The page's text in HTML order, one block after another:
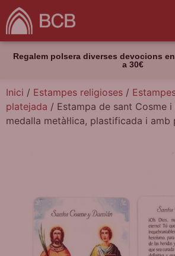
Regalem polsera diverses devocions
a 30€
Inici / Estampes religioses /
platejada / Estampa de sant Cosme i
medalla metàl·lica, plastificada i amb